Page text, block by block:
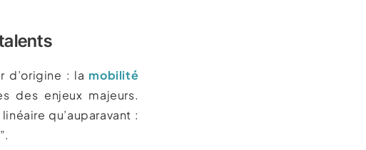
d’origine : la mobilité
des enjeux majeurs.
qu’auparavant :